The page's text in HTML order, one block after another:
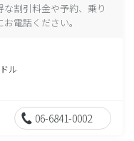
割引料金や予約、乗り
電話ください。
ル
06-6841-0002